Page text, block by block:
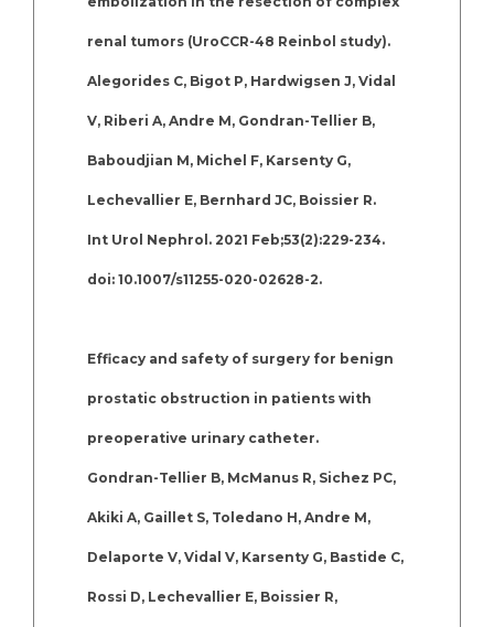
renal tumors (UroCCR-48 Reinbol study).
Alegorides C, Bigot P, Hardwigsen J, Vidal
V, Riberi A, Andre M, Gondran-Tellier B,
Baboudjian M, Michel F, Karsenty G,
Lechevallier E, Bernhard JC, Boissier R.
Int Urol Nephrol. 2021 Feb;53(2):229-234.
doi: 10.1007/s11255-020-02628-2.
Efficacy and safety of surgery for benign
prostatic obstruction in patients with
preoperative urinary catheter.
Gondran-Tellier B, McManus R, Sichez PC,
Akiki A, Gaillet S, Toledano H, Andre M,
Delaporte V, Vidal V, Karsenty G, Bastide C,
Rossi D, Lechevallier E, Boissier R,